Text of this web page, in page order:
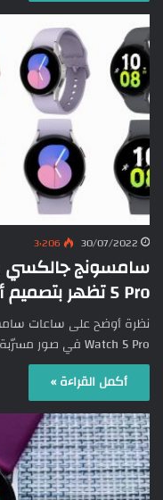
30/07/2022 3٬206
5 Pro تظهر بتصميم أنيق في صور عالية الدقة
Watch 5 Pro في صور مسرّبة
أكمل القراءة »